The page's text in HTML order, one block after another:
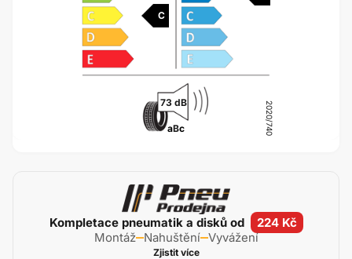
C
73 dB 2020/740
aBc
Kompletace pneumatik a disků od
224 Kč
Montáž Nahuštění Vyvážení
Zjistit více